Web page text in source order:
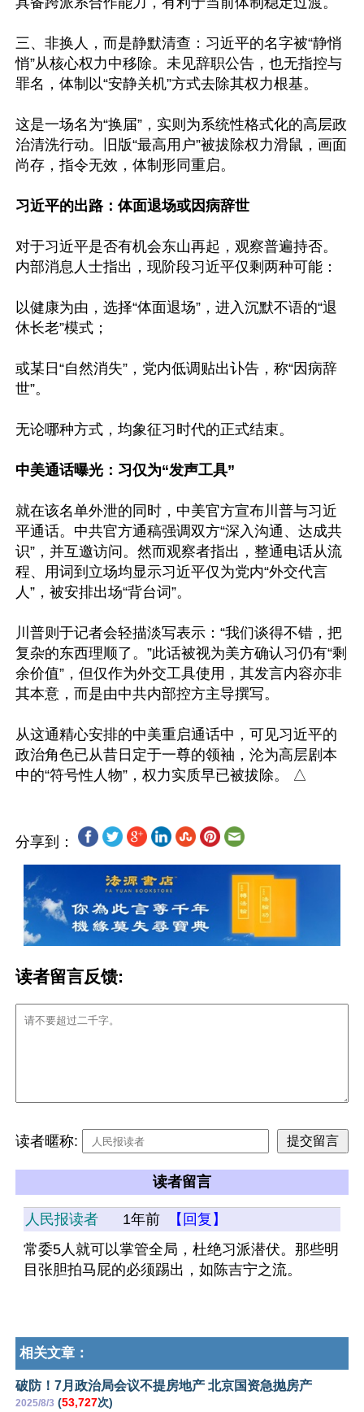
三、非换人，而是静默清查：习近平的名字被“静悄
悄”从核心权力中移除。未见辞职公告，也无指控与
罪名，体制以“安静关机”方式去除其权力根基。
这是一场名为“换届”，实则为系统性格式化的高层政
治清洗行动。旧版“最高用户”被拔除权力滑鼠，画面
尚存，指令无效，体制形同重启。
习近平的出路：体面退场或因病辞世
对于习近平是否有机会东山再起，观察普遍持否。
内部消息人士指出，现阶段习近平仅剩两种可能：
以健康为由，选择“体面退场”，进入沉默不语的“退
休长老”模式；
或某日“自然消失”，党内低调贴出讣告，称“因病辞
世”。
无论哪种方式，均象征习时代的正式结束。
中美通话曝光：习仅为“发声工具”
就在该名单外泄的同时，中美官方宣布川普与习近
平通话。中共官方通稿强调双方“深入沟通、达成共
识”，并互邀访问。然而观察者指出，整通电话从流
程、用词到立场均显示习近平仅为党内“外交代言
人”，被安排出场“背台词”。
川普则于记者会轻描淡写表示：“我们谈得不错，把
复杂的东西理顺了。”此话被视为美方确认习仍有“剩
余价值”，但仅作为外交工具使用，其发言内容亦非
其本意，而是由中共内部控方主导撰写。
从这通精心安排的中美重启通话中，可见习近平的
政治角色已从昔日定于一尊的领袖，沦为高层剧本
分享到：
读者留言反馈:
读者暱称:
读者留言
人民报读者 1年前
【回复】
常委5人就可以掌管全局，杜绝习派潜伏。那些明
目张胆拍马屁的必须踢出，如陈吉宁之流。
相关文章：
破防！7月政治局会议不提房地产 北京国资急抛房产
2025/8/3 (53,727次)